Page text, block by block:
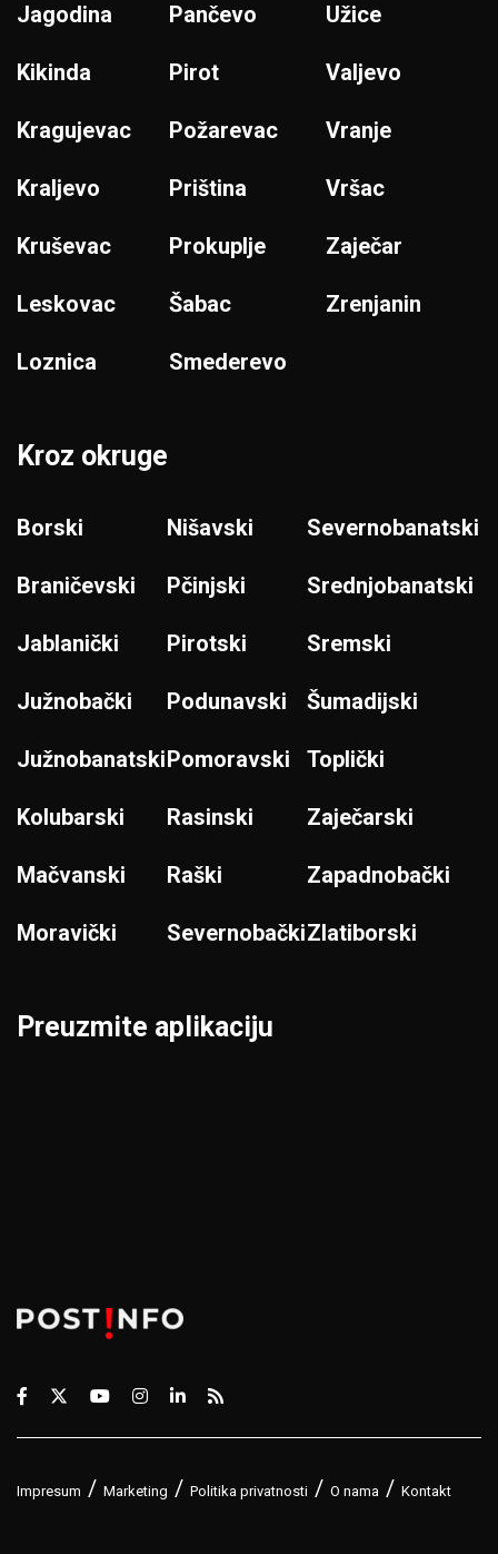
Jagodina
Kikinda
Kragujevac
Kraljevo
Kruševac
Leskovac
Loznica
Pančevo
Pirot
Požarevac
Priština
Prokuplje
Šabac
Smederevo
Užice
Valjevo
Vranje
Vršac
Zaječar
Zrenjanin
Kroz okruge
Borski
Braničevski
Jablanički
Južnobački
Južnobanatski
Kolubarski
Mačvanski
Moravički
Nišavski
Pčinjski
Pirotski
Podunavski
Pomoravski
Rasinski
Raški
Severnobački
Severnobanatski
Srednjobanatski
Sremski
Šumadijski
Toplički
Zaječarski
Zapadnobački
Zlatiborski
Preuzmite aplikaciju
Impresum Marketing Politika privatnosti O nama Kontakt